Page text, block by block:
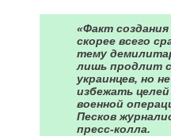
«Факт
скорее всего
тему
лишь продлит
украинцев, но
избежать
военной
Песков
пресс-колла.